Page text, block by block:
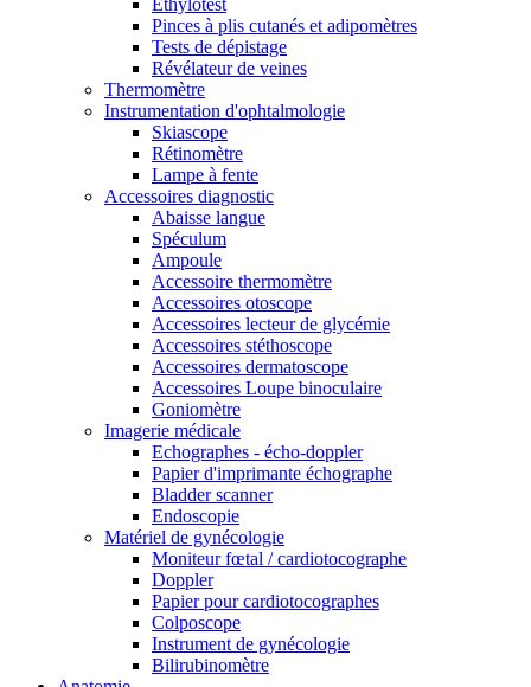
Ethylotest
Pinces à plis cutanés et adipomètres
Tests de dépistage
Révélateur de veines
Thermomètre
Instrumentation d'ophtalmologie
Skiascope
Rétinomètre
Lampe à fente
Accessoires diagnostic
Abaisse langue
Spéculum
Ampoule
Accessoire thermomètre
Accessoires otoscope
Accessoires lecteur de glycémie
Accessoires stéthoscope
Accessoires dermatoscope
Accessoires Loupe binoculaire
Goniomètre
Imagerie médicale
Echographes - écho-doppler
Papier d'imprimante échographe
Bladder scanner
Endoscopie
Matériel de gynécologie
Moniteur fœtal / cardiotocographe
Doppler
Papier pour cardiotocographes
Colposcope
Instrument de gynécologie
Bilirubinomètre